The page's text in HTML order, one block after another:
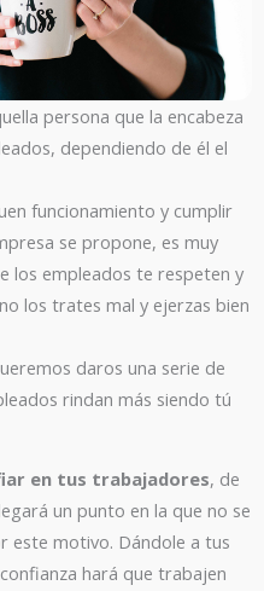
persona que la encabeza
dependiendo de él el
funcionamiento y cumplir
se propone, es muy
los empleados te respeten y
los trates mal y ejerzas bien
daros una serie de
rindan más siendo tú
en tus trabajadores, de
un punto en la que no se
este motivo. Dándole a tus
hará que trabajen